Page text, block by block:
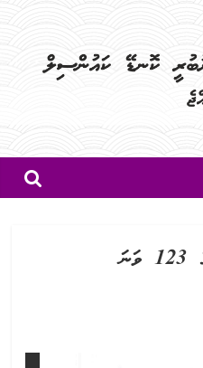
ކައުންސިލްގެ 4 ވަނަ ދަޢުރުގެ 123 ވަނަ